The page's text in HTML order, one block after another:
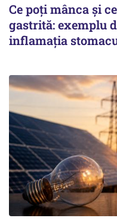
Ce poți mânca și
gastrită: exemplu
inflamația